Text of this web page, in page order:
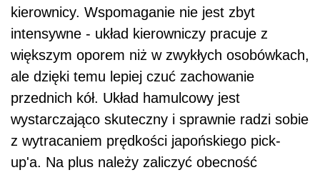
kierownicy. Wspomaganie nie jest zbyt
intensywne - układ kierowniczy pracuje z
większym oporem niż w zwykłych osobówkach,
ale dzięki temu lepiej czuć zachowanie
przednich kół. Układ hamulcowy jest
wystarczająco skuteczny i sprawnie radzi sobie
z wytracaniem prędkości japońskiego pick-
up'a. Na plus należy zaliczyć obecność